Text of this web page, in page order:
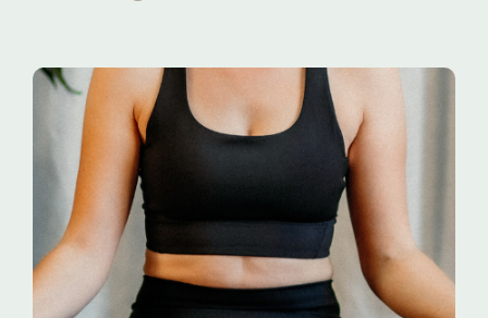
YOGA IN GELDERN
Du möchtest dir und deinem Körper etwas
Gutes tun oder einfach mal bewusst Zeit
nur für dich nehmen? Vielleicht ist Yoga
genau das, was du suchst. Ich lade dich